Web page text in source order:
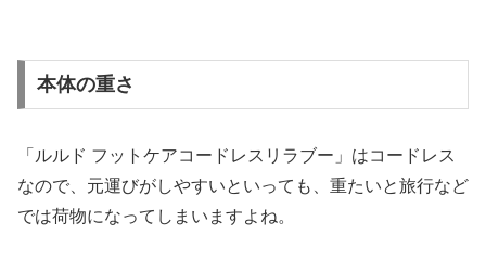
本体の重さ
「ルルド フットケアコードレスリラブー」はコードレス
なので、元運びがしやすいといっても、重たいと旅行など
では荷物になってしまいますよね。